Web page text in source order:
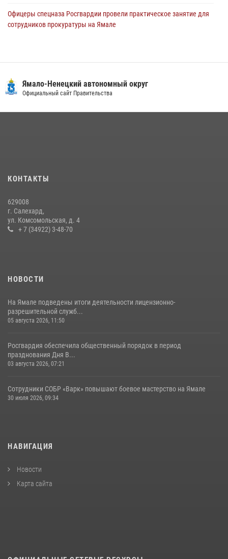
Офицеры спецназа Росгвардии провели практическое занятие для
сотрудников прокуратуры на Ямале
Сотрудники СОБР «Варк» повышают боевое мастерство на Ямале
14 июля 2026, 06:53
Ямало-Ненецкий автономный округ
Официальный сайт Правительства
КОНТАКТЫ
629008
г. Салехард,
ул. Комсомольская, д. 4
+ 7 (34922) 3-48-70
НОВОСТИ
На Ямале подведены итоги деятельности лицензионно-
разрешительной служб...
05 августа 2026, 11:50
Росгвардия обеспечила общественный порядок в период
празднования Дня В...
03 августа 2026, 07:21
Сотрудники СОБР «Варк» повышают боевое мастерство на Ямале
30 июля 2026, 09:34
НАВИГАЦИЯ
Новости
Карта сайта